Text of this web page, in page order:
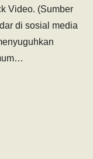
Video. (Sumber
di sosial media